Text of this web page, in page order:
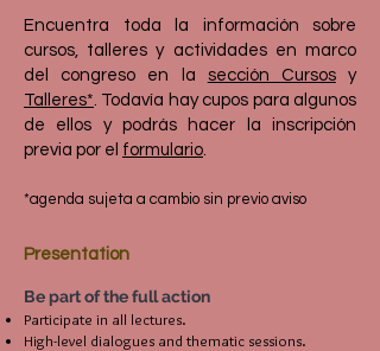
Encuentra toda la información sobre
cursos, talleres y actividades en marco
del congreso en la sección Cursosy
Talleres*. Todavía hay cupos para algunos
de ellos y podrás hacer la inscripción
previa por el formulario.
*agenda sujeta a cambio sin previo aviso
Presentation
Be part of the full action
Participate in all lectures.
High-level dialogues and thematic sessions.